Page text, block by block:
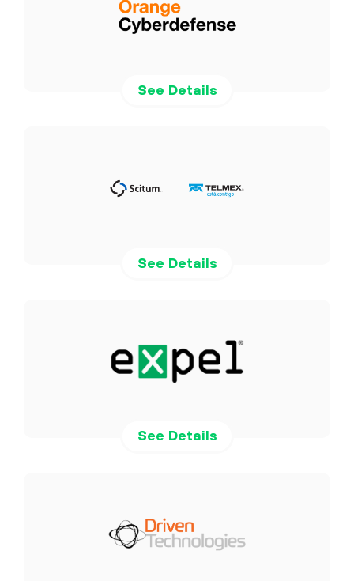
See Details
See Details
See Details